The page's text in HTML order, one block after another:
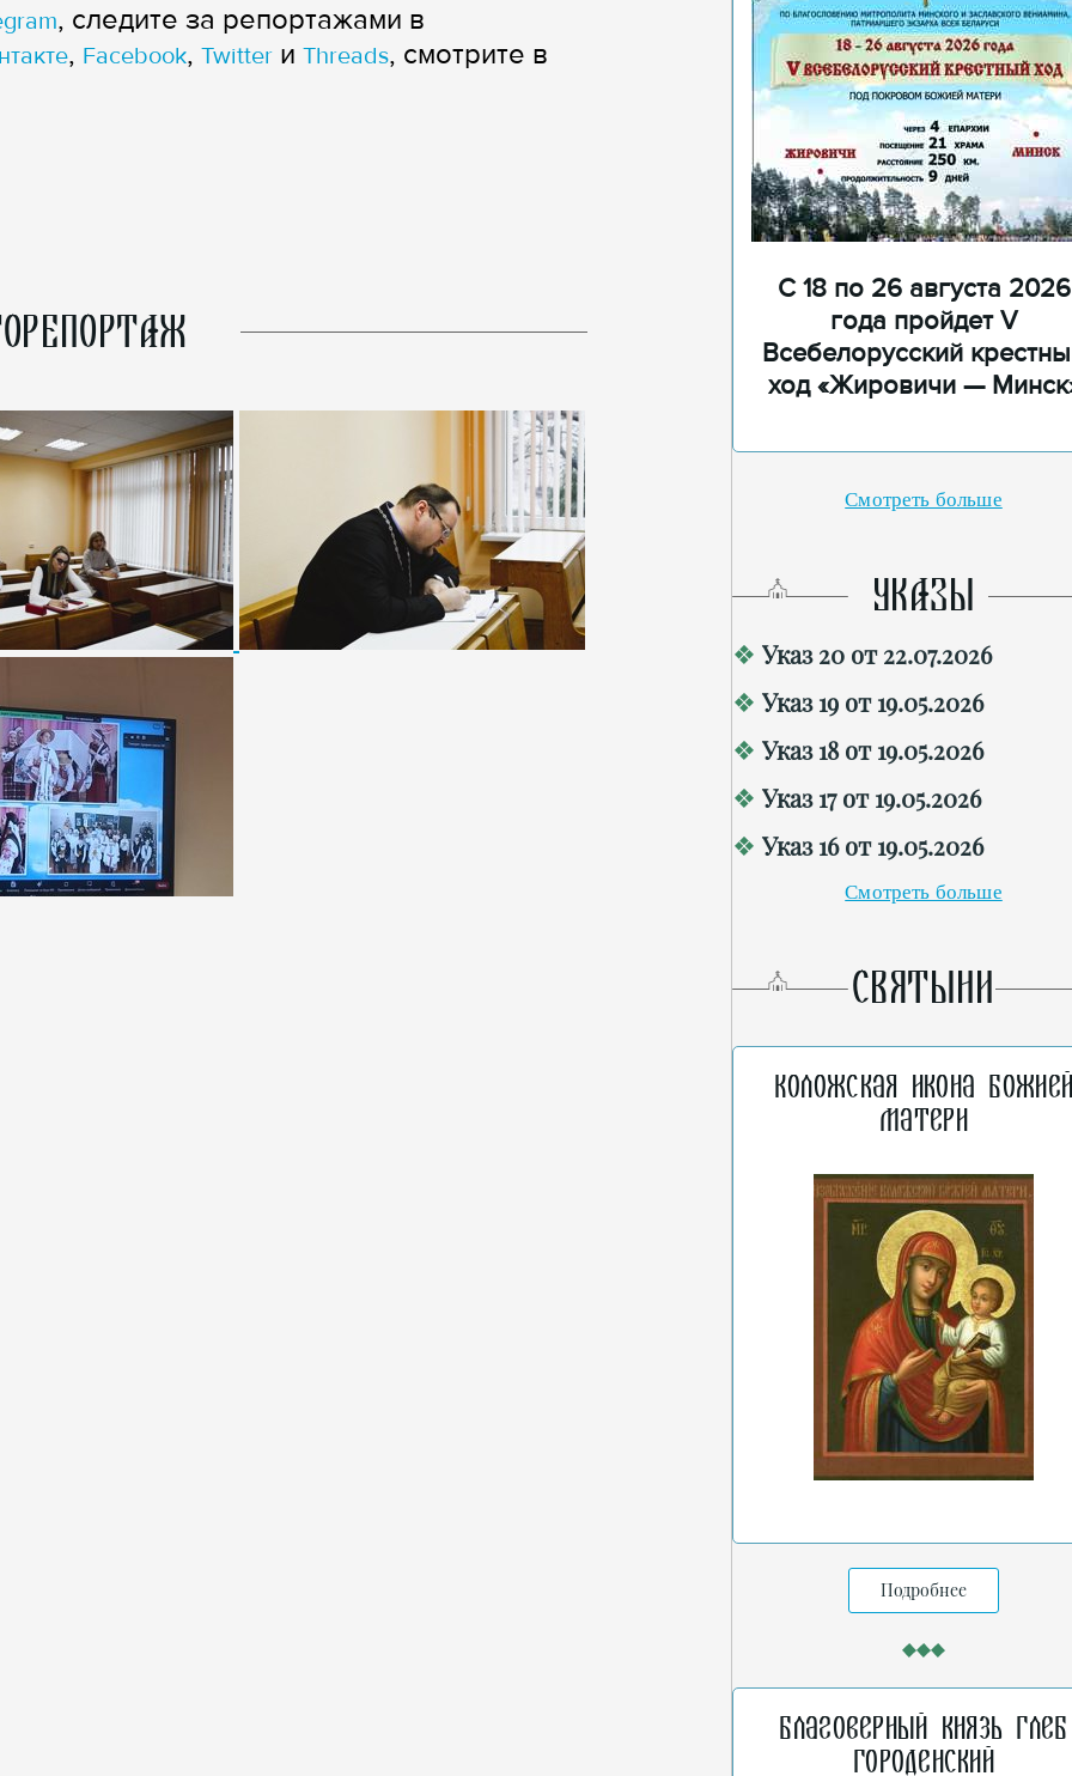
, следите за репортажами в
, Facebook, Twitter и Threads, смотрите в
С 18 по 26 августа 2026
года пройдет V
Всебелорусский
ход «Жировичи —
Смотреть больше
УКАЗЫ
Указ 20 от 22.07.2026
Указ 19 от 19.05.2026
Указ 18 от 19.05.2026
Указ 17 от 19.05.2026
Указ 16 от 19.05.2026
Смотреть больше
СВЯТЫНИ
Коложская икона
Матери
Подробнее
Благоверный князь Глеб
Городенский